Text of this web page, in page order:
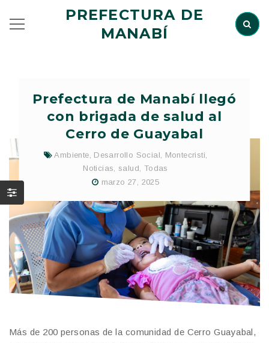
PREFECTURA DE
MANABÍ
Prefectura de Manabí llegó
con brigada de salud al
Cerro de Guayabal
Ambiente, Desarrollo Social, Montecristi,
Noticias, salud, Todas
marzo 27, 2025
Más de 200 personas de la comunidad de Cerro Guayabal,